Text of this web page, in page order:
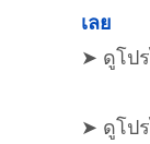
เลย
➤ ดูโป
➤ ดูโป